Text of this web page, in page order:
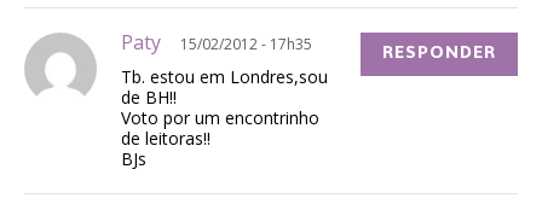
Paty 15/02/2012 - 17h35
Tb. estou em Londres,sou
de BH!!
Voto por um encontrinho
de leitoras!!
BJs
RESPONDER